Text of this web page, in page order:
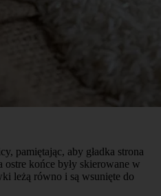
pamiętając, aby gładka strona
ostre końce były skierowane w
leżą równo i są wsunięte do